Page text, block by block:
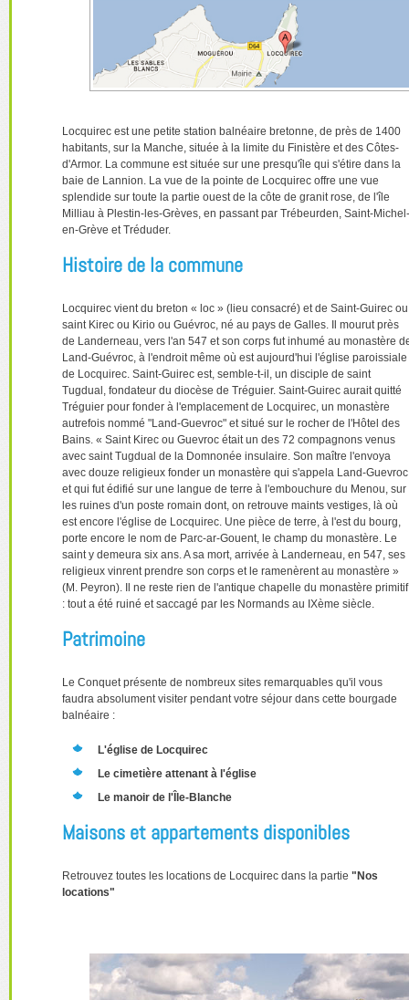
Locquirec est une petite station balnéaire bretonne, de près de 1400
habitants, sur la Manche, située à la limite du Finistère et des Côtes-
d'Armor. La commune est située sur une presqu'île qui s'étire dans la
baie de Lannion. La vue de la pointe de Locquirec offre une vue
splendide sur toute la partie ouest de la côte de granit rose, de l'île
Milliau à Plestin-les-Grèves, en passant par Trébeurden, Saint-Michel-
en-Grève et Tréduder.
Histoire de la commune
Locquirec vient du breton « loc » (lieu consacré) et de Saint-Guirec ou
saint Kirec ou Kirio ou Guévroc, né au pays de Galles. Il mourut près
de Landerneau, vers l'an 547 et son corps fut inhumé au monastère
Land-Guévroc, à l'endroit même où est aujourd'hui l'église paroissiale
de Locquirec. Saint-Guirec est, semble-t-il, un disciple de saint
Tugdual, fondateur du diocèse de Tréguier. Saint-Guirec aurait quitté
Tréguier pour fonder à l'emplacement de Locquirec, un monastère
autrefois nommé "Land-Guevroc" et situé sur le rocher de l'Hôtel des
Bains. « Saint Kirec ou Guevroc était un des 72 compagnons venus
avec saint Tugdual de la Domnonée insulaire. Son maître l'envoya
avec douze religieux fonder un monastère qui s'appela Land-Guevroc
et qui fut édifié sur une langue de terre à l'embouchure du Menou, sur
les ruines d'un poste romain dont, on retrouve maints vestiges, là où
est encore l'église de Locquirec. Une pièce de terre, à l'est du bourg,
porte encore le nom de Parc-ar-Gouent, le champ du monastère. Le
saint y demeura six ans. A sa mort, arrivée à Landerneau, en 547, ses
religieux vinrent prendre son corps et le ramenèrent au monastère »
(M. Peyron). Il ne reste rien de l'antique chapelle du monastère primitif
: tout a été ruiné et saccagé par les Normands au IXème siècle.
Patrimoine
Le Conquet présente de nombreux sites remarquables qu'il vous
faudra absolument visiter pendant votre séjour dans cette bourgade
balnéaire :
L'église de Locquirec
Le cimetière attenant à l'église
Le manoir de l'Île-Blanche
Maisons et appartements disponibles
Retrouvez toutes les locations de Locquirec dans la partie "Nos
locations"